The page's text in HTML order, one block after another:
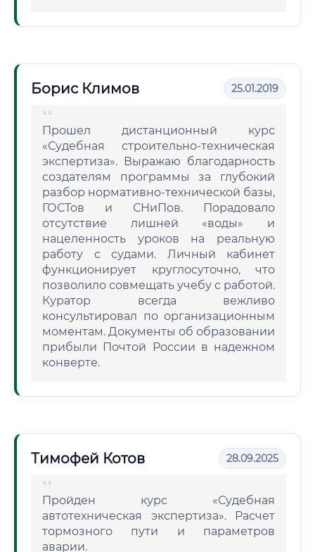
Борис Климов 25.01.2019
Прошел дистанционный курс
«Судебная строительно-техническая
экспертиза». Выражаю благодарность
создателям программы за глубокий
разбор нормативно-технической базы,
ГОСТов и СНиПов. Порадовало
отсутствие лишней «воды» и
нацеленность уроков на реальную
работу с судами. Личный кабинет
функционирует круглосуточно, что
позволило совмещать учебу с работой.
Куратор всегда вежливо
консультировал по организационным
моментам. Документы об образовании
прибыли Почтой России в надежном
конверте.
Тимофей Котов 28.09.2025
Пройден курс «Судебная
автотехническая экспертиза». Расчет
тормозного пути и параметров
аварии.